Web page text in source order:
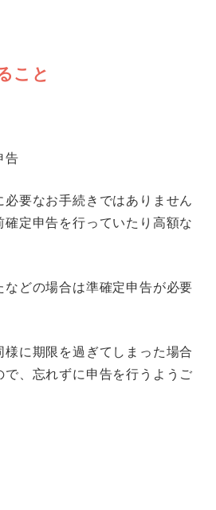
こと
告
要なお手続きではありません
定申告を行っていたり高額な
どの場合は準確定申告が必要
に期限を過ぎてしまった場合
、忘れずに申告を行うようご